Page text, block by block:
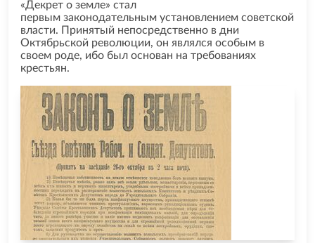
«Декрет о земле» стал
первым законодательным установлением советской
власти. Принятый непосредственно в дни
Октябрьской революции, он являлся особым в
своем роде, ибо был основан на требованиях
крестьян.